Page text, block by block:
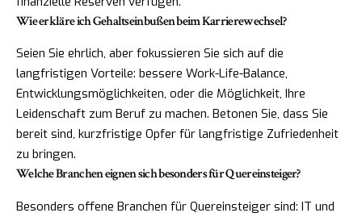
Wie erkläre ich Gehaltseinbußen beim Karrierewechsel?
Seien Sie ehrlich, aber fokussieren Sie sich auf die
langfristigen Vorteile: bessere Work-Life-Balance,
Entwicklungsmöglichkeiten, oder die Möglichkeit, Ihre
Leidenschaft zum Beruf zu machen. Betonen Sie, dass Sie
bereit sind, kurzfristige Opfer für langfristige Zufriedenheit
zu bringen.
Welche Branchen eignen sich besonders für Quereinsteiger?
Besonders offene Branchen für Quereinsteiger sind: IT und